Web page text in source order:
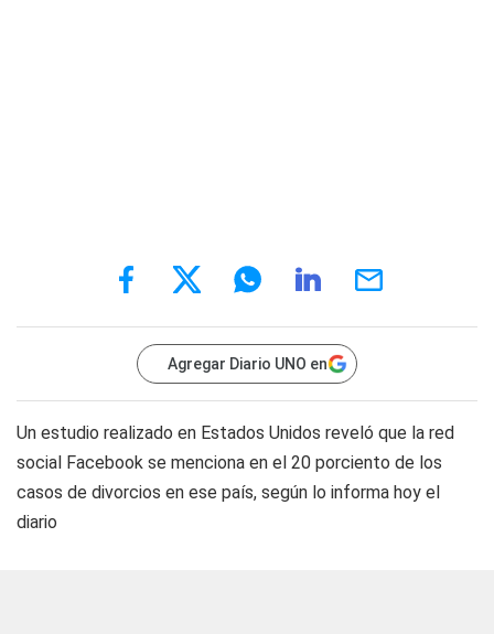
Agregar Diario UNO en
Un estudio realizado en Estados Unidos reveló que la red
social Facebook se menciona en el 20 porciento de los
casos de divorcios en ese país, según lo informa hoy el
diario